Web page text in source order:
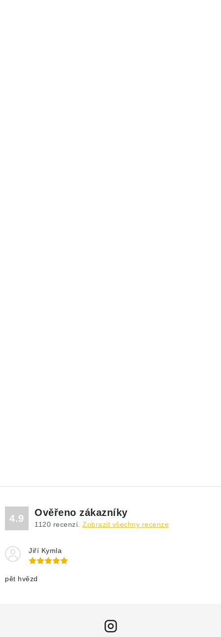
4.9
Ověřeno zákazníky
1120 recenzí. Zobrazit všechny recenze
Jiří Kymla
pět hvězd